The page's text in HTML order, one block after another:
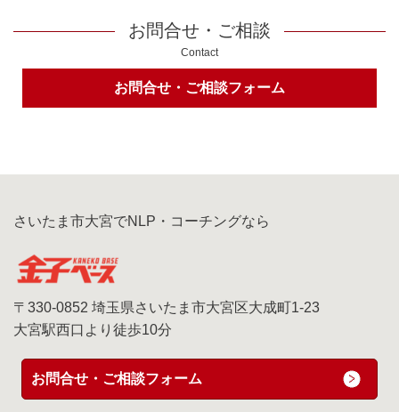
お問合せ・ご相談
Contact
お問合せ・ご相談フォーム
さいたま市大宮でNLP・コーチングなら
〒330-0852 埼玉県さいたま市大宮区大成町1-23
大宮駅西口より徒歩10分
お問合せ・ご相談フォーム